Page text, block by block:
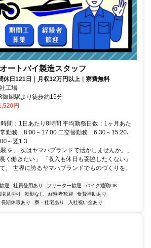
ートバイ製造スタッフ
休日121日｜月収32万円以上｜寮費無料
工場
御厨駅より徒歩約15分
円
間：1日あたり8時間 平均勤務日数：1ヶ月あた
勤務…8:00～17:00 二交替勤務…6:30～15:20､
～翌1:3...
を、 次はヤマハブランドで活かしませんか。」
く働きたい」 「収入も休日も妥協したくない」
、 世界に誇るヤマハブランドでものづくりを。
迎 社員登用あり フリーター歓迎
バイク通勤OK
場見学可 転勤なし 経験者歓迎
食費補助あり
長期休暇あり 寮・社宅あり 入社祝い金あり